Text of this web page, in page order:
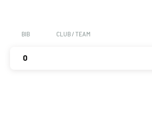
BIB CLUB / TEAM
0